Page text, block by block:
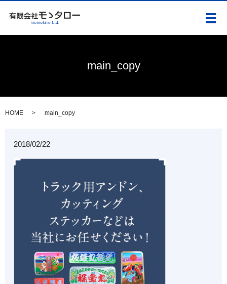
メ
main_copy
HOME main_copy
2018/02/22